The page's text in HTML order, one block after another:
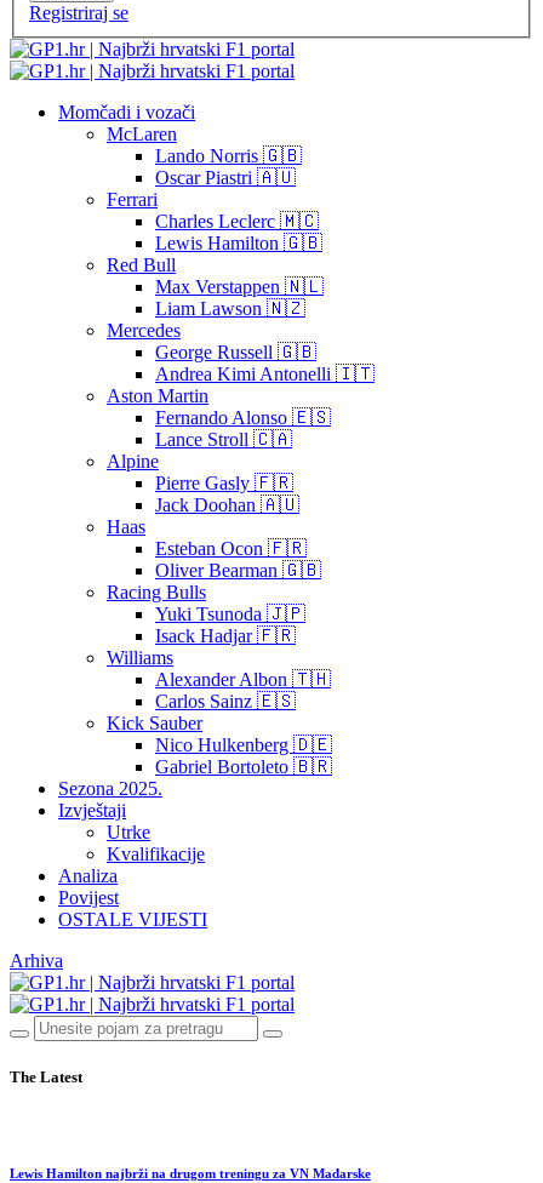
Registriraj se
Momčadi i vozači
McLaren
Lando Norris 🇬🇧
Oscar Piastri 🇦🇺
Ferrari
Charles Leclerc 🇲🇨
Lewis Hamilton 🇬🇧
Red Bull
Max Verstappen 🇳🇱
Liam Lawson 🇳🇿
Mercedes
George Russell 🇬🇧
Andrea Kimi Antonelli 🇮🇹
Aston Martin
Fernando Alonso 🇪🇸
Lance Stroll 🇨🇦
Alpine
Pierre Gasly 🇫🇷
Jack Doohan 🇦🇺
Haas
Esteban Ocon 🇫🇷
Oliver Bearman 🇬🇧
Racing Bulls
Yuki Tsunoda 🇯🇵
Isack Hadjar 🇫🇷
Williams
Alexander Albon 🇹🇭
Carlos Sainz 🇪🇸
Kick Sauber
Nico Hulkenberg 🇩🇪
Gabriel Bortoleto 🇧🇷
Sezona 2025.
Izvještaji
Utrke
Kvalifikacije
Analiza
Povijest
OSTALE VIJESTI
Arhiva
The Latest
Lewis Hamilton najbrži na drugom treningu za VN Mađarske